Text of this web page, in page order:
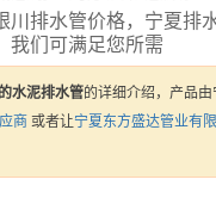
川排水管价格，宁夏排
我们可满足您所需
水泥排水管的详细介绍，产品
商 或者让宁夏东方盛达管业有